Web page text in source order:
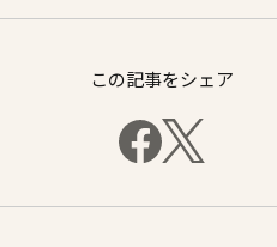
この記事をシェア